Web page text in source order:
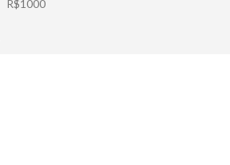
R$1000